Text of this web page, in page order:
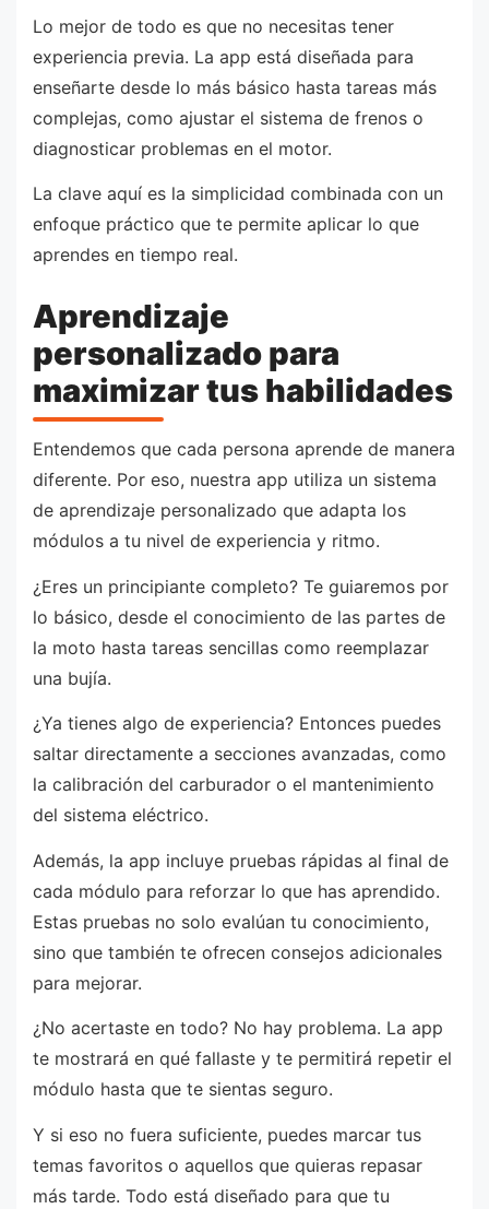
Lo mejor de todo es que no necesitas tener
experiencia previa. La app está diseñada para
enseñarte desde lo más básico hasta tareas más
complejas, como ajustar el sistema de frenos o
diagnosticar problemas en el motor.
La clave aquí es la simplicidad combinada con un
enfoque práctico que te permite aplicar lo que
aprendes en tiempo real.
Aprendizaje
personalizado para
maximizar tus habilidades
Entendemos que cada persona aprende de manera
diferente. Por eso, nuestra app utiliza un sistema
de aprendizaje personalizado que adapta los
módulos a tu nivel de experiencia y ritmo.
¿Eres un principiante completo? Te guiaremos por
lo básico, desde el conocimiento de las partes de
la moto hasta tareas sencillas como reemplazar
una bujía.
¿Ya tienes algo de experiencia? Entonces puedes
saltar directamente a secciones avanzadas, como
la calibración del carburador o el mantenimiento
del sistema eléctrico.
Además, la app incluye pruebas rápidas al final de
cada módulo para reforzar lo que has aprendido.
Estas pruebas no solo evalúan tu conocimiento,
sino que también te ofrecen consejos adicionales
para mejorar.
¿No acertaste en todo? No hay problema. La app
te mostrará en qué fallaste y te permitirá repetir el
módulo hasta que te sientas seguro.
Y si eso no fuera suficiente, puedes marcar tus
temas favoritos o aquellos que quieras repasar
más tarde. Todo está diseñado para que tu